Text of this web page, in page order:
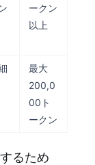
ークン
以上
最大
200,0
00ト
ークン
るため